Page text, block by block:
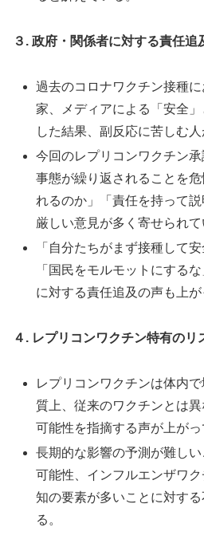
３. 政府・関係者に対する責任追
過去のコロナワクチン接種
家、メディアによる「安全
した結果、副反応に苦しむ人
今回のレプリコンワクチン
事態が繰り返されることを
れるのか」「責任を持って
厳しい意見が多く寄せられて
「自分たちがまず接種して
「国民をモルモットにする
に対する責任追及の声も上が
４. レプリコンワクチン特有のリ
レプリコンワクチンは体内
質上、従来のワクチンとは
可能性を指摘する声が上がっ
長期的な影響の予測が難し
可能性、インフルエンザワ
知の要素が多いことに対す
る。